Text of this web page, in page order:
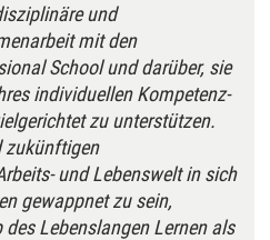
und
mit den
School und darüber, sie
individuellen Kompetenz-
zu unterstützen.
zukünftigen
und Lebenswelt in sich
gewappnet zu sein,
Lebenslangen Lernen als